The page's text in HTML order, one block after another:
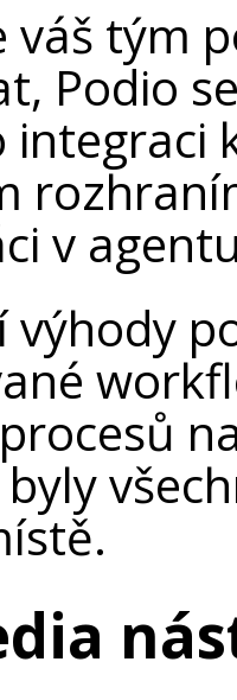
váš tým
Podio
v
výhody